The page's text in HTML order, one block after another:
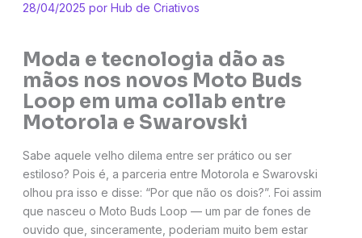
28/04/2025 por Hub de Criativos
Moda e tecnologia dão as
mãos nos novos Moto Buds
Loop em uma collab entre
Motorola e Swarovski
Sabe aquele velho dilema entre ser prático ou ser
estiloso? Pois é, a parceria entre Motorola e Swarovski
olhou pra isso e disse: “Por que não os dois?”. Foi assim
que nasceu o Moto Buds Loop — um par de fones de
ouvido que, sinceramente, poderiam muito bem estar